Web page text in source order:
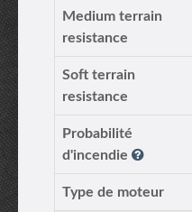
Medium terrain
resistance
Soft terrain
resistance
Probabilité
d'incendie
Type de moteur